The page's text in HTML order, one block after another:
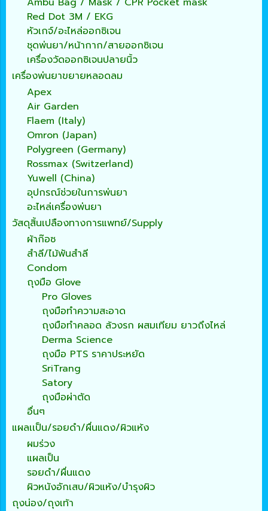
Red Dot 3M / EKG
หัวเกจ์/อะไหล่ออกซิเจน
ชุดพ่นยา/หน้ากาก/สายออกซิเจน
เครื่องวัดออกซิเจนปลายนิ้ว
เครื่องพ่นยาขยายหลอดลม
Apex
Air Garden
Flaem (Italy)
Omron (Japan)
Polygreen (Germany)
Rossmax (Switzerland)
Yuwell (China)
อุปกรณ์ช่วยในการพ่นยา
อะไหล่เครื่องพ่นยา
วัสดุสิ้นเปลืองทางการแพทย์/Supply
ผ้าก๊อซ
สำลี/ไม้พันสำลี
Condom
ถุงมือ Glove
Pro Gloves
ถุงมือทำความสะอาด
ถุงมือทำคลอด ล้วงรก ผสมเทียม ยาวถึงไหล่
Derma Science
ถุงมือ PTS ราคาประหยัด
SriTrang
Satory
ถุงมือผ่าตัด
อื่นๆ
แผลเเป็น/รอยดำ/ผื่นแดง/ผิวแห้ง
ผมร่วง
แผลเป็น
รอยดำ/ผื่นแดง
ผิวหนังอักเสบ/ผิวแห้ง/บำรุงผิว
ถุงน่อง/ถุงเท้า